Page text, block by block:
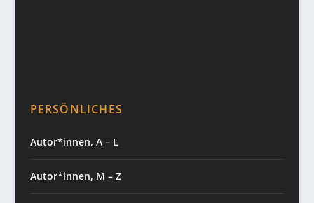
PERSÖNLICHES
Autor*innen, A – L
Autor*innen, M – Z